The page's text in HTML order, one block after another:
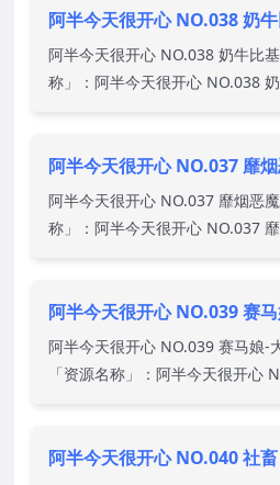
阿半今天很开心 NO.038 奶
阿半今天很开心 NO.038 奶牛比
称」：阿半今天很开心 NO.038
阿半今天很开心 NO.037 靡
阿半今天很开心 NO.037 靡烟恶
称」：阿半今天很开心 NO.037
阿半今天很开心 NO.039 赛
阿半今天很开心 NO.039 赛马娘-
「资源名称」：阿半今天很开心
阿半今天很开心 NO.040 社